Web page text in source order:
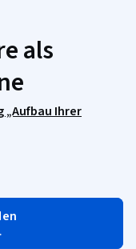
als
„Aufbau Ihrer